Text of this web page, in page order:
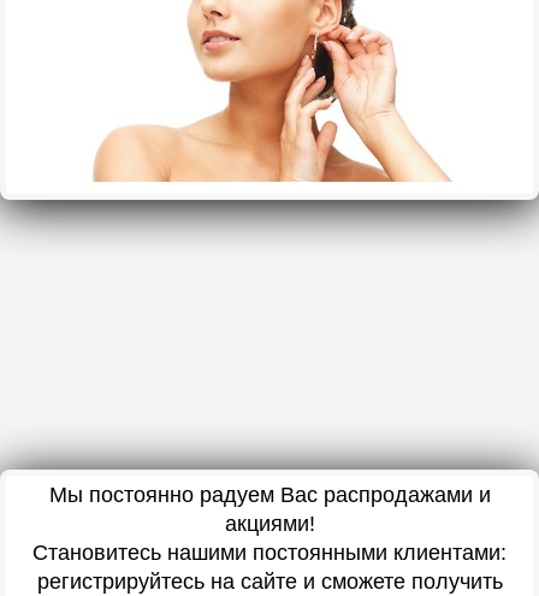
Мы постоянно радуем Вас распродажами и
акциями!
Становитесь нашими постоянными клиентами:
регистрируйтесь на сайте и сможете получить